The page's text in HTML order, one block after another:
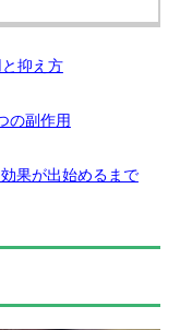
抑え方
の副作用
果が出始めるまで